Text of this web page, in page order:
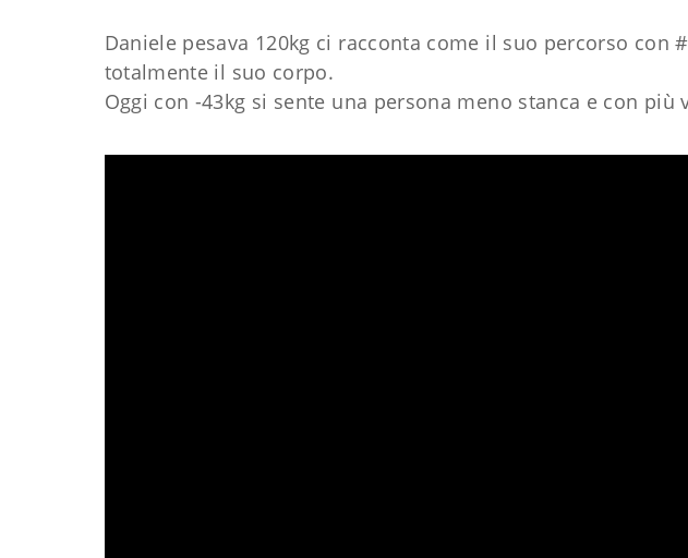
Daniele pesava 120kg ci racconta come il suo percorso
totalmente il suo corpo.
Oggi con -43kg si sente una persona meno stanca e con più